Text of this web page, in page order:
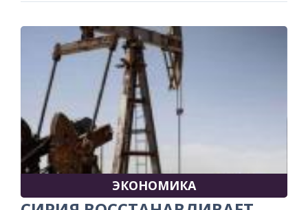
ЭКОНОМИКА